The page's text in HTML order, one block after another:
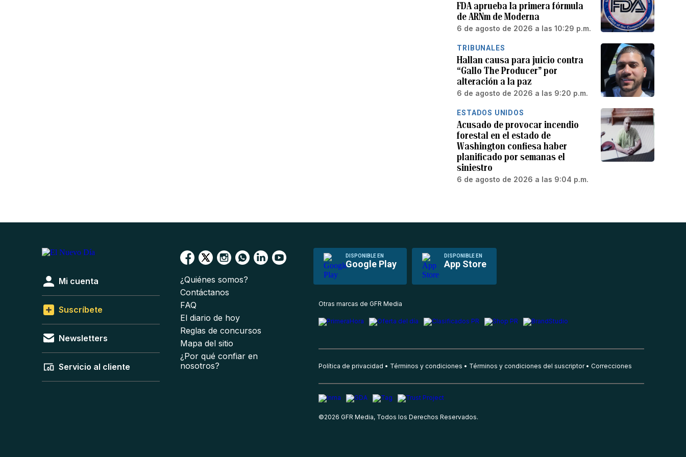
FDA aprueba la primera fórmula
de ARNm de Moderna
6 de agosto de 2026 a las 10:29 p.m.
TRIBUNALES
Hallan causa para juicio contra
“Gallo The Producer” por
alteración a la paz
6 de agosto de 2026 a las 9:20 p.m.
ESTADOS UNIDOS
Acusado de provocar incendio
forestal en el estado de
Washington confiesa haber
planificado por semanas el
siniestro
6 de agosto de 2026 a las 9:04 p.m.
DISPONIBLE EN
Google Play
DISPONIBLE EN
App Store
Mi cuenta
Suscríbete
Newsletters
Servicio al cliente
¿Quiénes somos?
Contáctanos
FAQ
El diario de hoy
Reglas de concursos
Mapa del sitio
¿Por qué confiar en
nosotros?
Otras marcas de GFR Media
Política de privacidad Términos y condiciones Términos y condiciones del suscriptor Correcciones
©2026 GFR Media, Todos los Derechos Reservados.